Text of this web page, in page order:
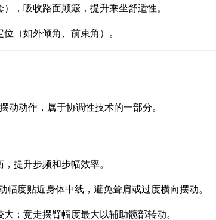
，吸收路面颠簸，提升乘坐舒适性。
（如外倾角、前束角）。
动动作，属于协调性技术的一部分。
提升步频和步幅效率。
幅度贴近身体中线，避免耸肩或过度横向摆动。
；竞走摆臂幅度最大以辅助髋部转动。